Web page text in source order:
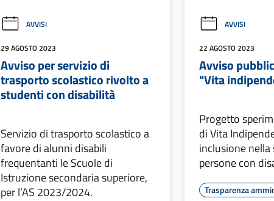
AVVISI
29 AGOSTO 2023
Avviso per servizio di
trasporto scolastico rivolto a
studenti con disabilità
Servizio di trasporto scolastico a
favore di alunni disabili
frequentanti le Scuole di
Istruzione secondaria superiore,
per l’AS 2023/2024.
AVVISI
22 AGOSTO 2023
Avviso
"Vita
Progetto
di Vita
inclusione
persone con
Trasparenza